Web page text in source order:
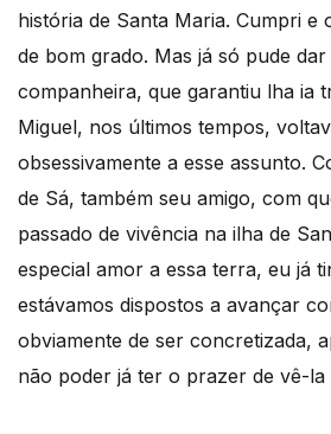
história de Santa Maria. Cumpri e
de bom grado. Mas já só pude
companheira, que garantiu lha ia
Miguel, nos últimos tempos,
obsessivamente a esse assunto.
de Sá, também seu amigo, com
passado de vivência na ilha de
especial amor a essa terra, eu já
estávamos dispostos a avançar
obviamente de ser concretizada,
não poder já ter o prazer de vê-la